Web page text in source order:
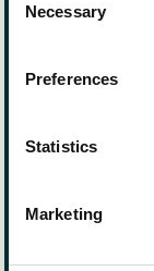
Selection
Necessary
Preferences
Statistics
Marketing
Self-Efficacy
Het doel van al
het traject
bronnen om
uitdagingen en
toekomstige